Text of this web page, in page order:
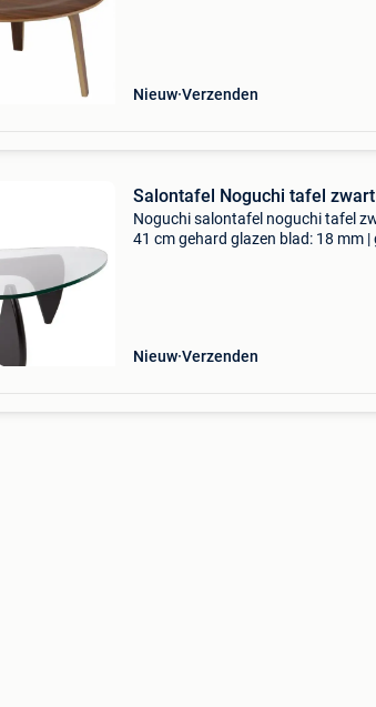
Nieuw Verzenden
Salontafel Noguchi tafel zwart
Noguchi salontafel noguchi tafel
41 cm gehard glazen blad: 18 mm |
Nieuw Verzenden